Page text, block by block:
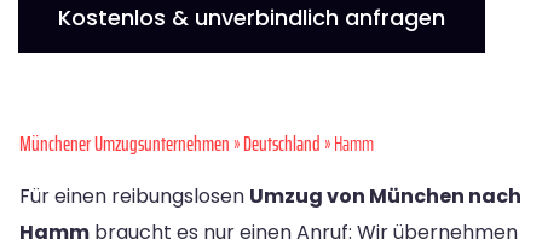
Kostenlos & unverbindlich anfragen
Münchener Umzugsunternehmen»Deutschland» Hamm
Für einen reibungslosen Umzug von München nach
Hamm braucht es nur einen Anruf: Wir übernehmen